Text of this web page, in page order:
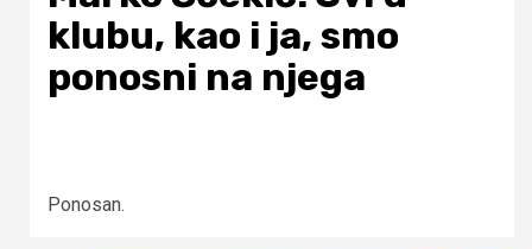
klubu, kao i ja, smo
ponosni na njega
Ponosan.